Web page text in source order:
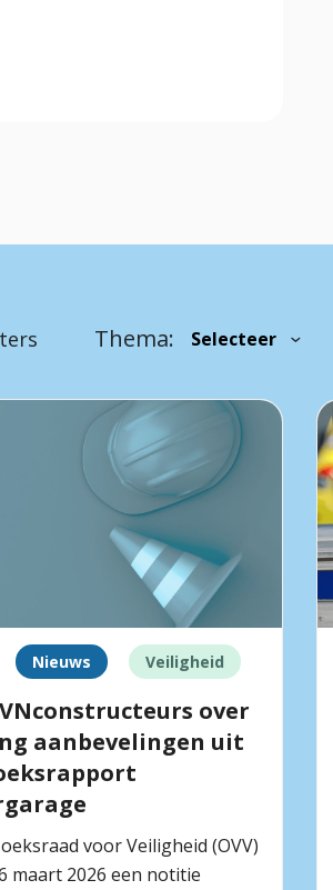
Thema:
Nieuws Veiligheid
VNconstructeurs over
aanbevelingen uit
voor Veiligheid (OVV)
maart 2026 een notitie